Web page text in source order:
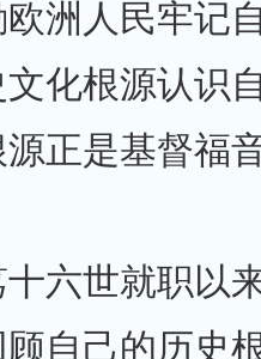
洲人民牢记
化根源认识
正是基督福
六世就职以
自己的历史